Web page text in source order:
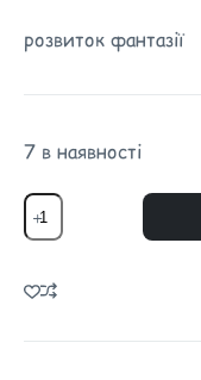
розвиток фантазії
7 в наявності